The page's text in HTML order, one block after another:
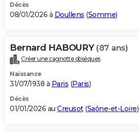
Décès
08/01/2026 à Doullens (Somme)
Bernard HABOURY (87 ans)
Créer une cagnotte obsèques
Naissance
31/07/1938 à Paris (Paris)
Décès
01/01/2026 au Creusot(Saône-et-Loire)